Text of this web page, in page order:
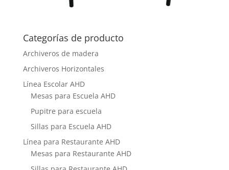
Categorías de producto
Archiveros de madera
Archiveros Horizontales
Línea Escolar AHD
Mesas para Escuela AHD
Pupitre para escuela
Sillas para Escuela AHD
Línea para Restaurante AHD
Mesas para Restaurante AHD